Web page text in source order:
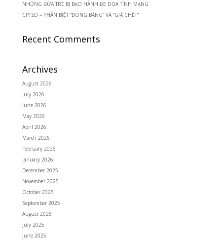
NHỮNG ĐỨA TRẺ BỊ BẠO HÀNH ĐE DỌA TÍNH MẠNG
CPTSD – PHÂN BIỆT “ĐÓNG BĂNG” VÀ “GIẢ CHẾT”
Recent Comments
Archives
August 2026
July 2026
June 2026
May 2026
April 2026
March 2026
February 2026
January 2026
December 2025
November 2025
October 2025
September 2025
August 2025
July 2025
June 2025